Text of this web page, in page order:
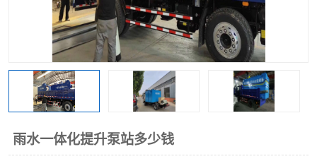
雨水一体化提升泵站多少钱
理设备
海鲜加工污水处理设备 蒸发器设备价格
客运站污水处理设备 航站楼厕所污水处理设备
UASB厌氧塔 加油站油田景点旅游区污
水处理设备
风电场变电站污水处理设
备
叠螺污泥脱水机
疾控中心一体化设备处理 一体化净北槽污水处理设